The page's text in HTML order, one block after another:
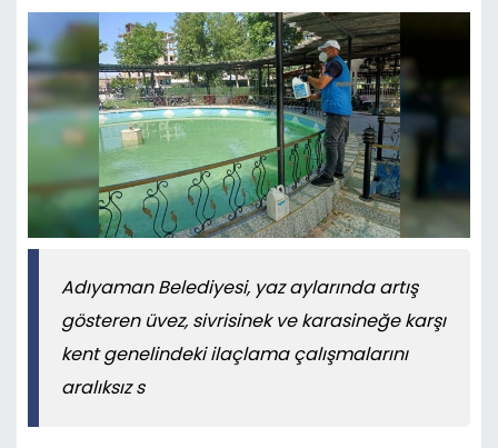
Adıyaman Belediyesi, yaz aylarında artış
gösteren üvez, sivrisinek ve karasineğe karşı
kent genelindeki ilaçlama çalışmalarını
aralıksız s